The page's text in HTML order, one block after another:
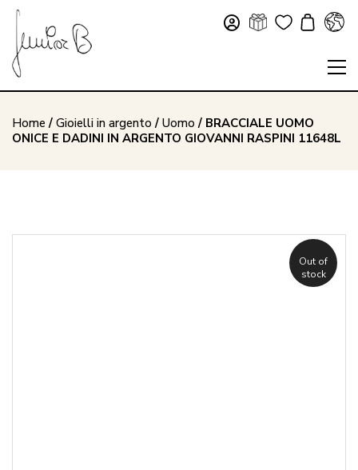
Home / Gioielli in argento / Uomo / BRACCIALE UOMO
ONICE E DADINI IN ARGENTO GIOVANNI RASPINI 11648L
Out of
stock